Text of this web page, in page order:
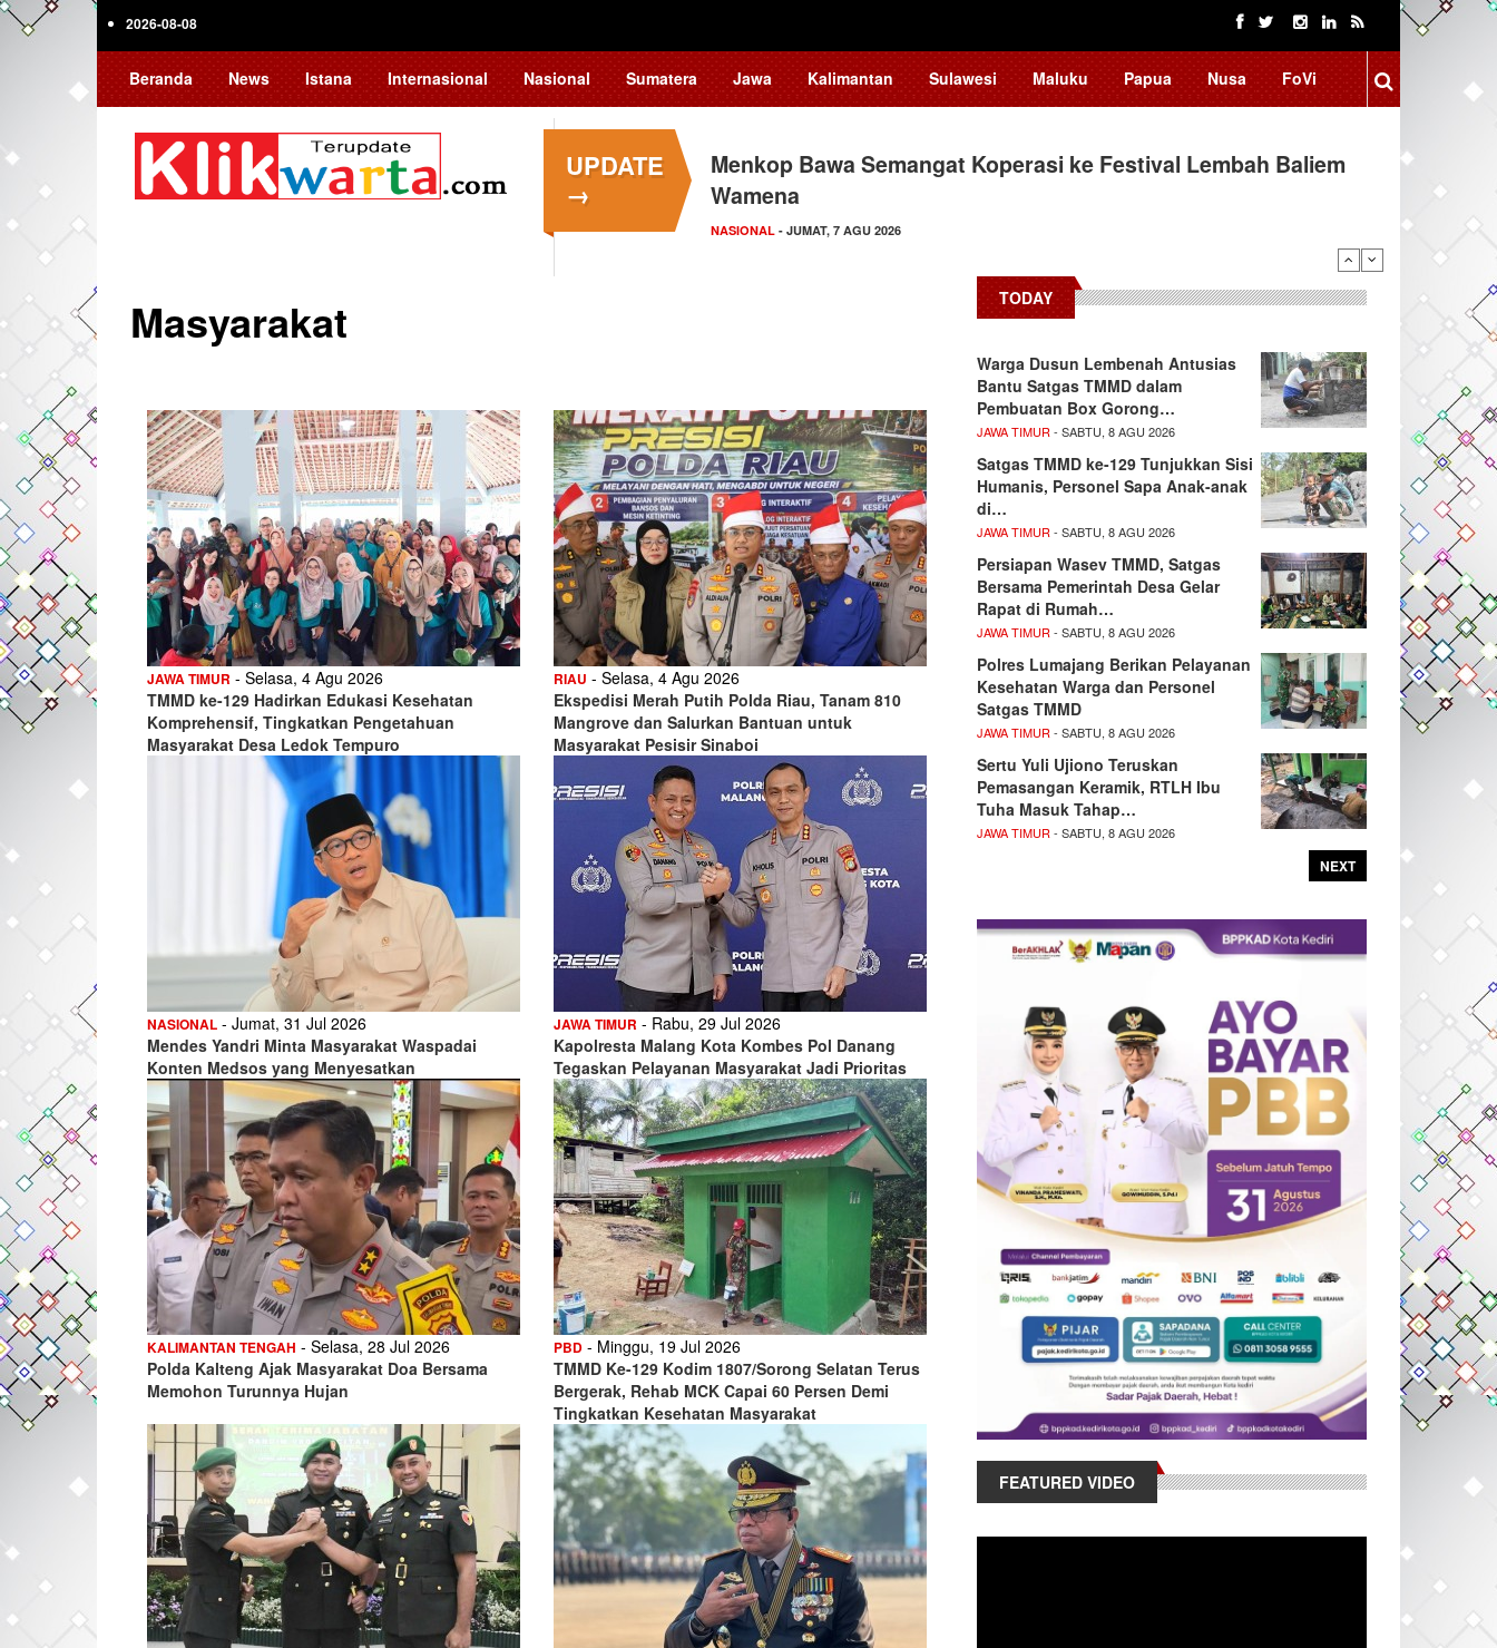
Skip
2026-08-08
Beranda News Istana Internasional Nasional Sumatera Jawa Kalimantan Sulawesi Maluku Papua Nusa FoVi
UPDATE
→
Menkop Bawa Semangat Koperasi ke Festival Lembah Baliem
Wamena
NASIONAL - JUMAT, 7 AGU 2026
Masyarakat
JAWA TIMUR - Selasa, 4 Agu 2026
TMMD ke-129 Hadirkan Edukasi Kesehatan
Komprehensif, Tingkatkan Pengetahuan
Masyarakat Desa Ledok Tempuro
RIAU - Selasa, 4 Agu 2026
Ekspedisi Merah Putih Polda Riau, Tanam 810
Mangrove dan Salurkan Bantuan untuk
Masyarakat Pesisir Sinaboi
NASIONAL - Jumat, 31 Jul 2026
Mendes Yandri Minta Masyarakat Waspadai
Konten Medsos yang Menyesatkan
JAWA TIMUR - Rabu, 29 Jul 2026
Kapolresta Malang Kota Kombes Pol Danang
Tegaskan Pelayanan Masyarakat Jadi Prioritas
KALIMANTAN TENGAH - Selasa, 28 Jul 2026
Polda Kalteng Ajak Masyarakat Doa Bersama
Memohon Turunnya Hujan
PBD - Minggu, 19 Jul 2026
TMMD Ke-129 Kodim 1807/Sorong Selatan Terus
Bergerak, Rehab MCK Capai 60 Persen Demi
Tingkatkan Kesehatan Masyarakat
Pagination
TODAY
Warga Dusun Lembenah Antusias
Bantu Satgas TMMD dalam
Pembuatan Box Gorong…
JAWA TIMUR - SABTU, 8 AGU 2026
Satgas TMMD ke-129 Tunjukkan Sisi
Humanis, Personel Sapa Anak-anak
di…
JAWA TIMUR - SABTU, 8 AGU 2026
Persiapan Wasev TMMD, Satgas
Bersama Pemerintah Desa Gelar
Rapat di Rumah…
JAWA TIMUR - SABTU, 8 AGU 2026
Polres Lumajang Berikan Pelayanan
Kesehatan Warga dan Personel
Satgas TMMD
JAWA TIMUR - SABTU, 8 AGU 2026
Sertu Yuli Ujiono Teruskan
Pemasangan Keramik, RTLH Ibu
Tuha Masuk Tahap…
JAWA TIMUR - SABTU, 8 AGU 2026
NEXT
FEATURED VIDEO